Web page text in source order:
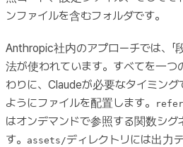
ンファイルを含むフォルダです。
Anthropic社内のアプローチでは、「
法が使われています。すべてを一つ
わりに、Claudeが必要なタイミン
ようにファイルを配置します。
はオンデマンドで参照する関数シグ
す。
assets/ディレクトリには出力